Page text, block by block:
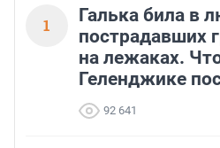
1
Галька била в
пострадавших
на лежаках.
Геленджике
92 641